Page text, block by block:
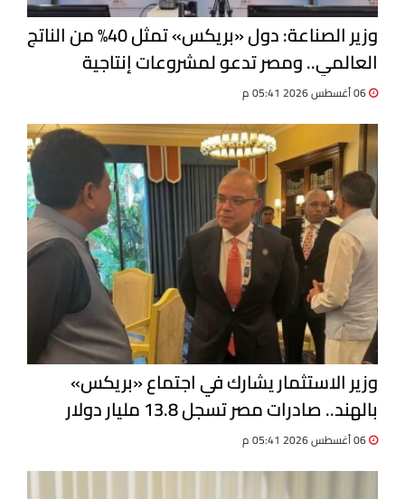
وزير الصناعة: دول «بريكس» تمثل 40% من الناتج
العالمي.. ومصر تدعو لمشروعات إنتاجية
مشتركة
وزير الاستثمار يشارك في اجتماع «بريكس»
بالهند.. صادرات مصر تسجل 13.8 مليار دولار